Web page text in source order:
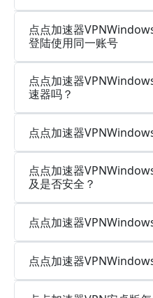
点点加速器
登陆使用同一账号
点点加速器
速器吗？
点点加速器
点点加速器
及是否安全？
点点加速器
点点加速器